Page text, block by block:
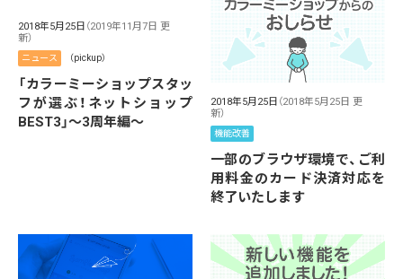
2018年5月25日 （2019年11月7日 更
新）
ニュース （pickup）
「カラーミーショップスタッ
フが選ぶ！ネットショップ
BEST3」〜3周年編〜
2018年5月25日 （2018年5月25日 更
新）
機能改善
一部のブラウザ環境で、ご利
用料金のカード決済対応を
終了いたします